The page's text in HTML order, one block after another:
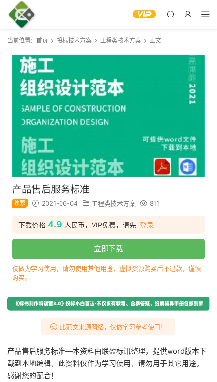
当前位置： 首页 投标技术方案 工程类技术方案 正文
产品售后服务标准
独家 2021-06-04 工程类技术方案 811
下载价格 4.9 人民币，VIP免费，请先 登录
立即下载
仅做为学习使用，请勿使用其他用途，虚拟资源购买后不退款，谨慎
购买。
此范文来源网络，仅做学习参考使用！
产品售后服务标准—本资料由联盈标讯整理，提供word版本下
载到本地编辑，此资料仅作为学习使用，请勿用于其它用途，
感谢您的配合！